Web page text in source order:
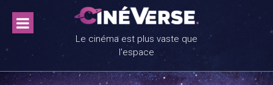
content
Le cinéma est plus vaste que
l'espace